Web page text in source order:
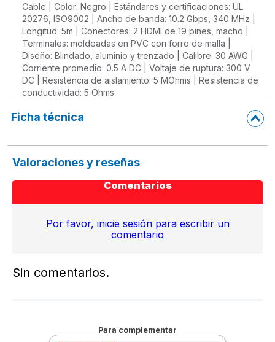
Cable | Color: Negro | Estándares y certificaciones: UL
20276, ISO9002 | Ancho de banda: 10.2 Gbps, 340 MHz |
Longitud: 5m | Conectores: 2 HDMI de 19 pines, macho |
Terminales: moldeadas en PVC con forro de malla |
Diseño: Blindado, aluminio y trenzado | Calibre: 30 AWG |
Corriente promedio: 0.5 A DC | Voltaje de ruptura: 300 V
DC | Resistencia de aislamiento: 5 MOhms | Resistencia de
conductividad: 5 Ohms
Ficha técnica
Valoraciones y reseñas
Comentarios
Por favor, inicie sesión para escribir un
comentario
Sin comentarios.
Para complementar